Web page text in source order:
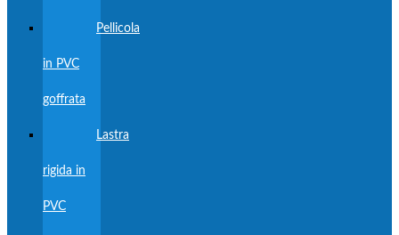
Pellicola
in PVC
goffrata
Lastra
rigida in
PVC